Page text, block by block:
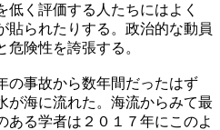
低く評価する人たちにはよく
貼られたりする。政治的な動員
危険性を誇張する。
の事故から数年間だったはず
が海に流れた。海流からみて最
ある学者は２０１７年にこのよ